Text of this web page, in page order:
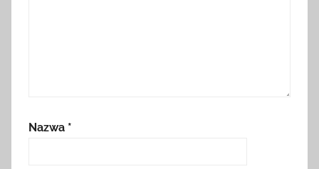
Nazwa *